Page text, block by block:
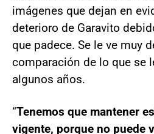
imágenes que dejan en
deterioro de Garavito
que padece. Se le ve muy
comparación de lo que se
algunos años.
“Tenemos que mantener
vigente, porque no puede